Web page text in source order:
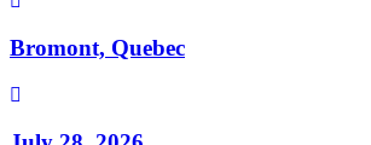
Bromont, Quebec